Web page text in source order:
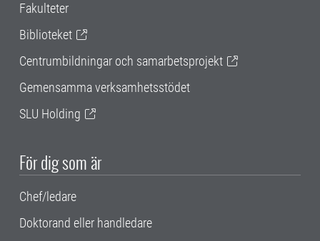
Fakulteter
Biblioteket
Centrumbildningar och samarbetsprojekt
Gemensamma verksamhetsstödet
SLU Holding
För dig som är
Chef/ledare
Doktorand eller handledare